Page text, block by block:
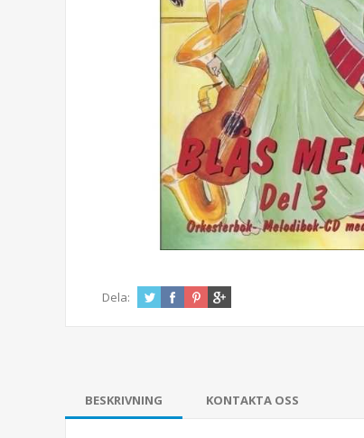
Dela:
BESKRIVNING KONTAKTA OSS